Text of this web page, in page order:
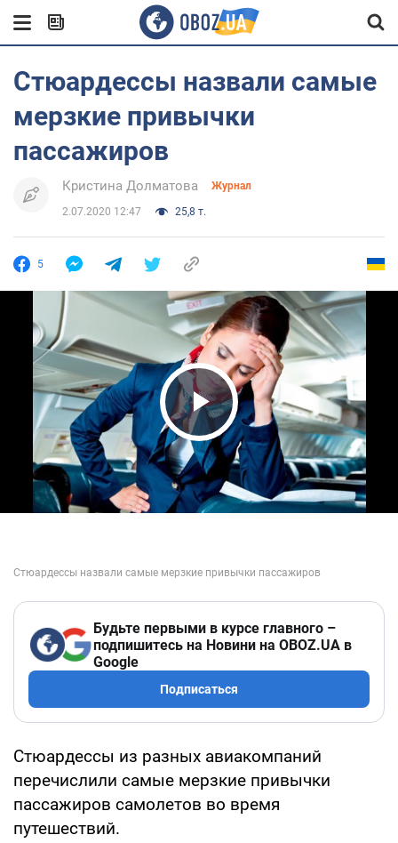
Стюардессы назвали самые
мерзкие привычки
пассажиров
Кристина Долматова Журнал
2.07.2020 12:47 25,8 т.
5
Play Video
Будьте первыми в курсе главного –
подпишитесь на Новини на OBOZ.UA в
Google
Подписаться
Стюардессы из разных авиакомпаний
перечислили самые мерзкие привычки
пассажиров самолетов во время
путешествий.